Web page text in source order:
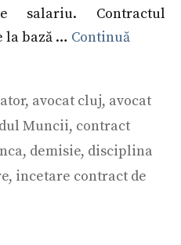
salariu. Contractul
la bază … Continuă
, avocat cluj, avocat
Muncii, contract
, demisie, disciplina
, incetare contract de